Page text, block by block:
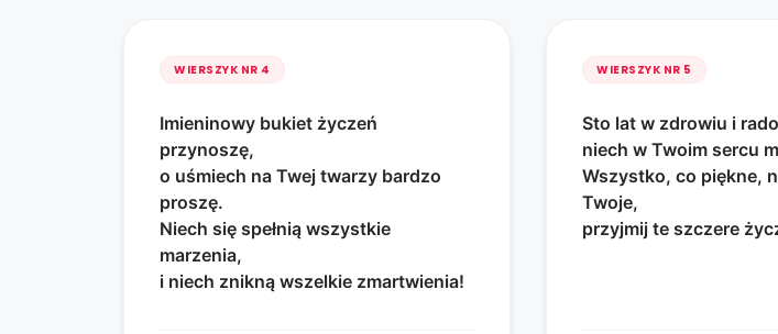
WIERSZYK NR 4
Imieninowy bukiet życzeń
przynoszę,
o uśmiech na Twej twarzy bardzo
proszę.
Niech się spełnią wszystkie
marzenia,
i niech znikną wszelkie zmartwienia!
WIERSZYK NR 5
Sto lat w zdrowiu i
niech w Twoim sercu
Wszystko, co piękne,
Twoje,
przyjmij te szczere